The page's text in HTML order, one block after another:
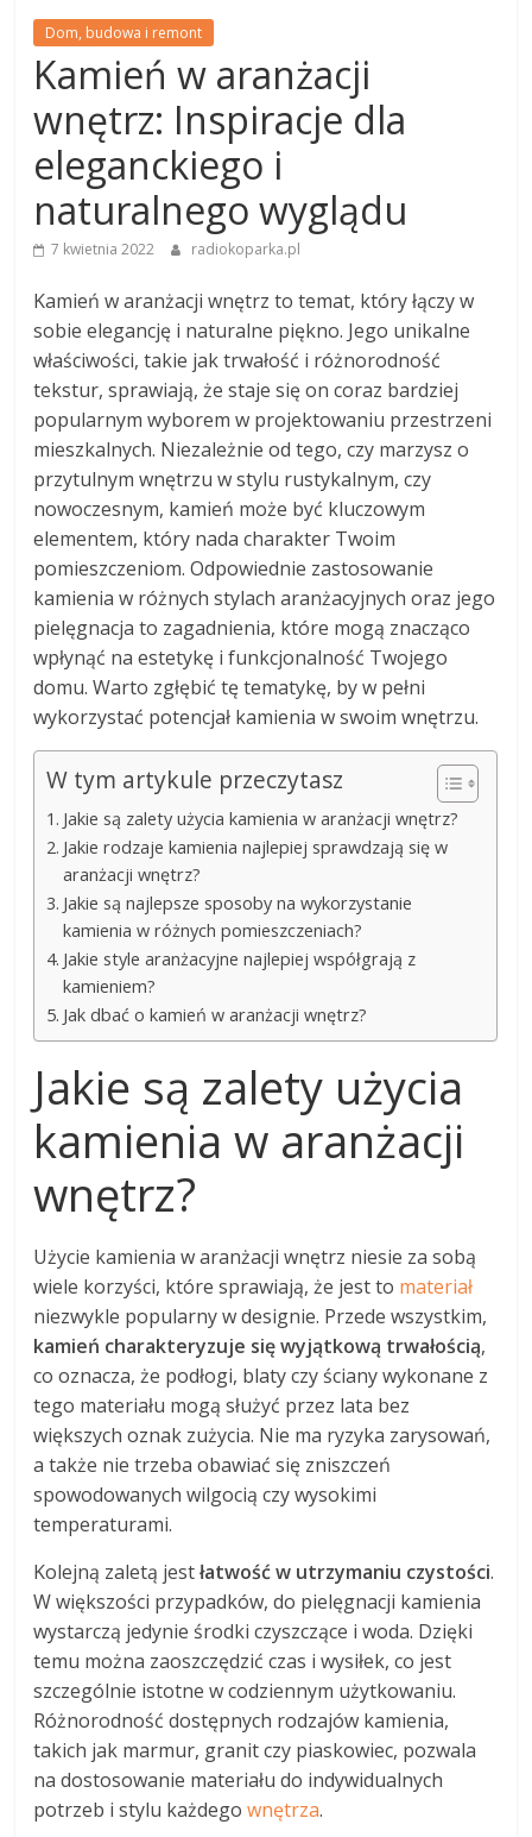
Dom, budowa i remont
Kamień w aranżacji
wnętrz: Inspiracje dla
eleganckiego i
naturalnego wyglądu
7 kwietnia 2022 radiokoparka.pl
Kamień w aranżacji wnętrz to temat, który łączy w
sobie elegancję i naturalne piękno. Jego unikalne
właściwości, takie jak trwałość i różnorodność
tekstur, sprawiają, że staje się on coraz bardziej
popularnym wyborem w projektowaniu przestrzeni
mieszkalnych. Niezależnie od tego, czy marzysz o
przytulnym wnętrzu w stylu rustykalnym, czy
nowoczesnym, kamień może być kluczowym
elementem, który nada charakter Twoim
pomieszczeniom. Odpowiednie zastosowanie
kamienia w różnych stylach aranżacyjnych oraz jego
pielęgnacja to zagadnienia, które mogą znacząco
wpłynąć na estetykę i funkcjonalność Twojego
domu. Warto zgłębić tę tematykę, by w pełni
wykorzystać potencjał kamienia w swoim wnętrzu.
W tym artykule przeczytasz
Jakie są zalety użycia kamienia w aranżacji wnętrz?
Jakie rodzaje kamienia najlepiej sprawdzają się w
aranżacji wnętrz?
Jakie są najlepsze sposoby na wykorzystanie
kamienia w różnych pomieszczeniach?
Jakie style aranżacyjne najlepiej współgrają z
kamieniem?
Jak dbać o kamień w aranżacji wnętrz?
Jakie są zalety użycia
kamienia w aranżacji
wnętrz?
Użycie kamienia w aranżacji wnętrz niesie za sobą
wiele korzyści, które sprawiają, że jest to materiał
niezwykle popularny w designie. Przede wszystkim,
kamień charakteryzuje się wyjątkową trwałością,
co oznacza, że podłogi, blaty czy ściany wykonane z
tego materiału mogą służyć przez lata bez
większych oznak zużycia. Nie ma ryzyka zarysowań,
a także nie trzeba obawiać się zniszczeń
spowodowanych wilgocią czy wysokimi
temperaturami.
Kolejną zaletą jestłatwość w utrzymaniu czystości.
W większości przypadków, do pielęgnacji kamienia
wystarczą jedynie środki czyszczące i woda. Dzięki
temu można zaoszczędzić czas i wysiłek, co jest
szczególnie istotne w codziennym użytkowaniu.
Różnorodność dostępnych rodzajów kamienia,
takich jak marmur, granit czy piaskowiec, pozwala
na dostosowanie materiału do indywidualnych
potrzeb i stylu każdegownętrza.